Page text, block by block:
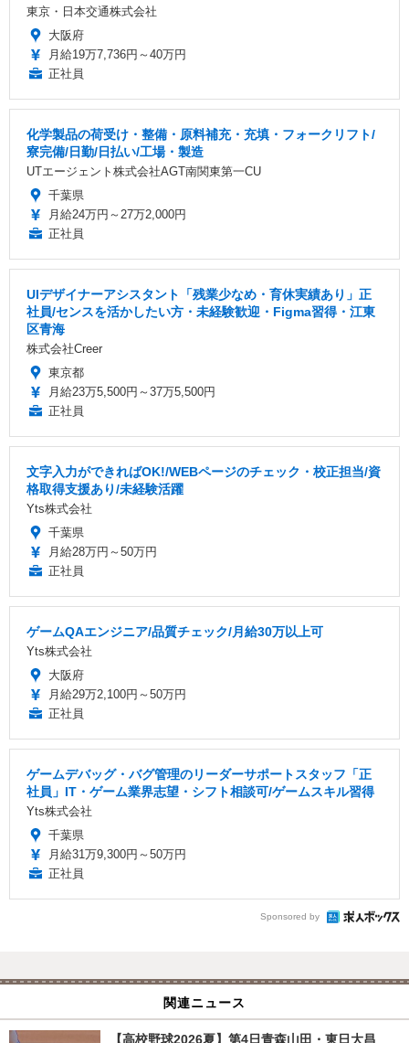
東京・日本交通株式会社
大阪府
月給19万7,736円～40万円
正社員
化学製品の荷受け・整備・原料補充・充填・フォークリフト/
寮完備/日勤/日払い/工場・製造
UTエージェント株式会社AGT南関東第一CU
千葉県
月給24万円～27万2,000円
正社員
UIデザイナーアシスタント「残業少なめ・育休実績あり」正
社員/センスを活かしたい方・未経験歓迎・Figma習得・江東
区青海
株式会社Creer
東京都
月給23万5,500円～37万5,500円
正社員
文字入力ができればOK!/WEBページのチェック・校正担当/資
格取得支援あり/未経験活躍
Yts株式会社
千葉県
月給28万円～50万円
正社員
ゲームQAエンジニア/品質チェック/月給30万以上可
Yts株式会社
大阪府
月給29万2,100円～50万円
正社員
ゲームデバッグ・バグ管理のリーダーサポートスタッフ「正
社員」IT・ゲーム業界志望・シフト相談可/ゲームスキル習得
Yts株式会社
千葉県
月給31万9,300円～50万円
正社員
Sponsored by
関連ニュース
【高校野球2026夏】第4日青森山田・東日大昌